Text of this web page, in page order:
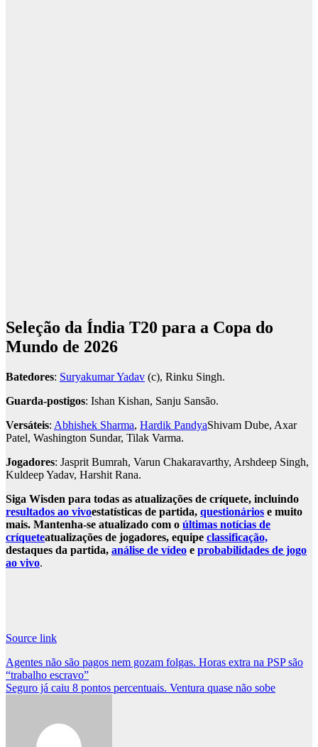
Seleção da Índia T20 para a Copa do
Mundo de 2026
Batedores: Suryakumar Yadav (c), Rinku Singh.
Guarda-postigos: Ishan Kishan, Sanju Sansão.
Versáteis: Abhishek Sharma, Hardik PandyaShivam Dube, Axar
Patel, Washington Sundar, Tilak Varma.
Jogadores: Jasprit Bumrah, Varun Chakaravarthy, Arshdeep Singh,
Kuldeep Yadav, Harshit Rana.
Siga Wisden para todas as atualizações de críquete, incluindo
resultados ao vivoestatísticas de partida, questionários e muito
mais. Mantenha-se atualizado com o últimas notícias de
críqueteatualizações de jogadores, equipe classificação,
destaques da partida, análise de vídeo e probabilidades de jogo
ao vivo.
Source link
Post
navigation
Agentes não são pagos nem gozam folgas. Horas extra na PSP são
“trabalho escravo”
Seguro já caiu 8 pontos percentuais. Ventura quase não sobe